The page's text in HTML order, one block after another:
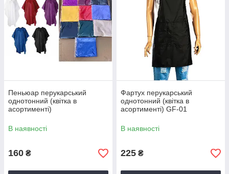
Пеньюар перукарський
однотонний (квітка в
асортименті)
В наявності
160 ₴
Фартух перукарський
однотонний (квітка в
асортименті) GF-01
В наявності
225 ₴